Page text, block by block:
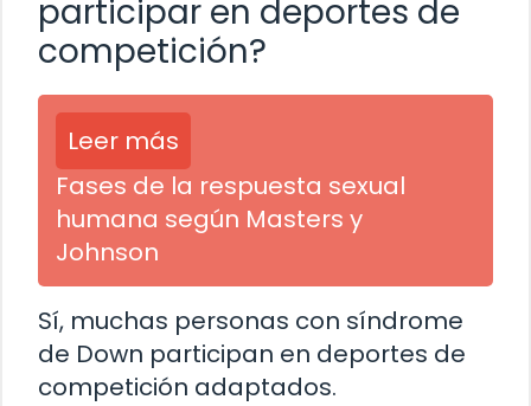
participar en deportes de
competición?
Leer más
Fases de la respuesta sexual
humana según Masters y
Johnson
Sí, muchas personas con síndrome
de Down participan en deportes de
competición adaptados.